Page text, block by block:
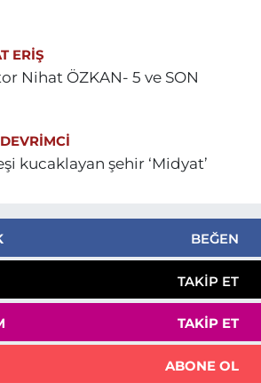
ERİŞ
Doktor Nihat ÖZKAN- 5 ve SON
kucaklayan şehir ‘Midyat’
BEĞEN
TAKIP ET
TAKIP ET
ABONE OL